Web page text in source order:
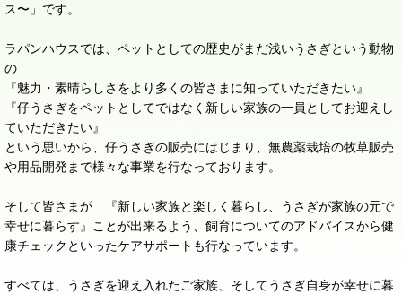
ス〜」です。
ラパンハウスでは、ペットとしての歴史がまだ浅いうさぎという動物
の
『魅力・素晴らしさをより多くの皆さまに知っていただきたい』
『仔うさぎをペットとしてではなく新しい家族の一員としてお迎えし
ていただきたい』
という思いから、仔うさぎの販売にはじまり、無農薬栽培の牧草販売
や用品開発まで様々な事業を行なっております。
そして皆さまが 『新しい家族と楽しく暮らし、うさぎが家族の元で
幸せに暮らす』ことが出来るよう、飼育についてのアドバイスから健
康チェックといったケアサポートも行なっています。
すべては、うさぎを迎え入れたご家族、そしてうさぎ自身が幸せに暮